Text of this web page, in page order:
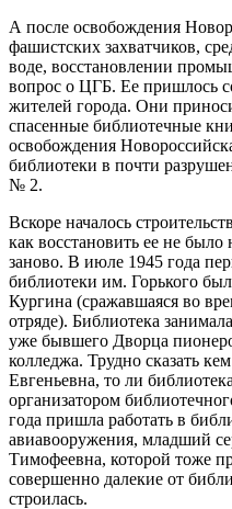
А после освобождения
фашистских захватчиков,
воде, восстановлении
вопрос о ЦГБ. Ее пришлось
жителей города. Они
спасенные библиотечные
освобождения
библиотеки в почти
№ 2.
Вскоре началось
как восстановить ее не
заново. В июле 1945 года
библиотеки им. Горького
Кургина (сражавшаяся во
отряде). Библиотека
уже бывшего Дворца
колледжа. Трудно сказать
Евгеньевна, то ли
организатором
года пришла работать в
авиавооружения, младший
Тимофеевна, которой тоже
совершенно далекие от
строилась.